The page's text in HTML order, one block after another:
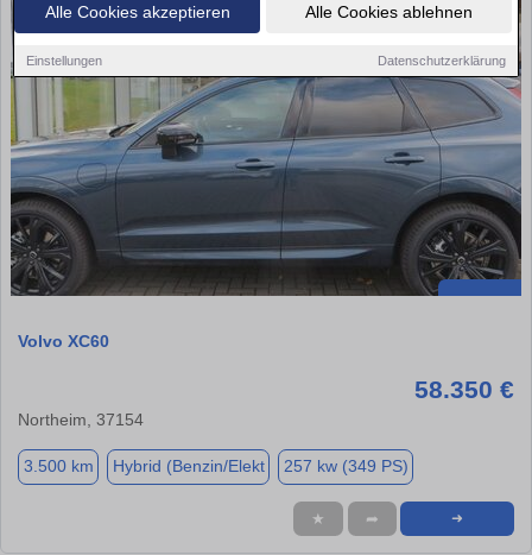
Alle Cookies akzeptieren Alle Cookies ablehnen
Einstellungen Datenschutzerklärung
Volvo XC60
58.350 €
Northeim, 37154
3.500 km Hybrid (Benzin/Elekt 257 kw (349 PS)
★ ➦ ➜